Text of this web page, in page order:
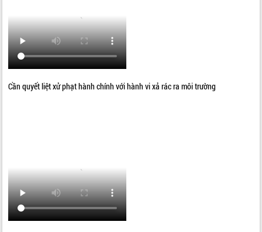
Cần quyết liệt xử phạt hành chính với hành vi xả rác ra môi trường